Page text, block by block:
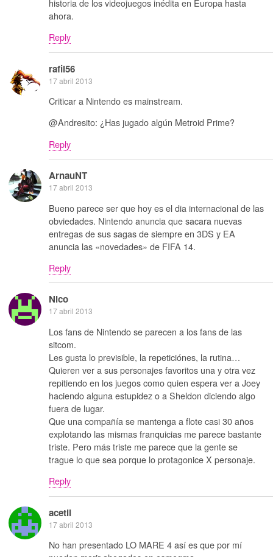
historia de los videojuegos inédita en Europa hasta
ahora.
Reply
rafil56
17 abril 2013
Criticar a Nintendo es mainstream.
@Andresito: ¿Has jugado algún Metroid Prime?
Reply
ArnauNT
17 abril 2013
Bueno parece ser que hoy es el dia internacional de las
obviedades. Nintendo anuncia que sacara nuevas
entregas de sus sagas de siempre en 3DS y EA
anuncia las «novedades» de FIFA 14.
Reply
Nico
17 abril 2013
Los fans de Nintendo se parecen a los fans de las
sitcom.
Les gusta lo previsible, la repeticiónes, la rutina…
Quieren ver a sus personajes favoritos una y otra vez
repitiendo en los juegos como quien espera ver a Joey
haciendo alguna estupidez o a Sheldon diciendo algo
fuera de lugar.
Que una compañía se mantenga a flote casi 30 años
explotando las mismas franquicias me parece bastante
triste. Pero más triste me parece que la gente se
trague lo que sea porque lo protagonice X personaje.
Reply
acetil
17 abril 2013
No han presentado LO MARE 4 así es que por mí